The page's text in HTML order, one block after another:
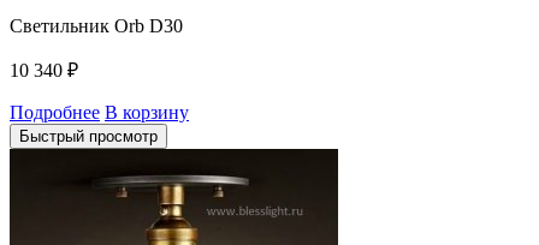
Светильник Orb D30
10 340 ₽
Подробнее В корзину
Быстрый просмотр